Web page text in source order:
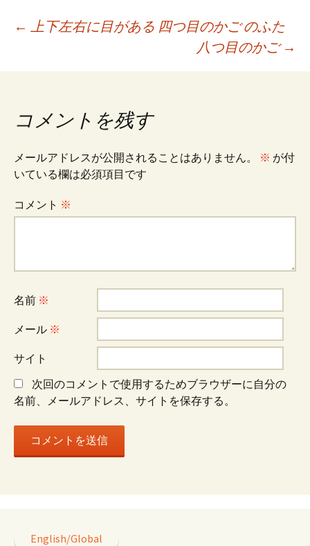
o
o
l
er es
t
投
稿
ナ
ビ
ゲ
シ
ョ
ン
←
上下左右に目がある 四つ目のかご のふた
八つ目のかご →
コメントを残す
メールアドレスが公開されることはありません。 ※ が付
いている欄は必須項目です
コメント ※
名前 ※
メール ※
サイト
次回のコメントで使用するためブラウザーに自分の
名前、メールアドレス、サイトを保存する。
English/Global